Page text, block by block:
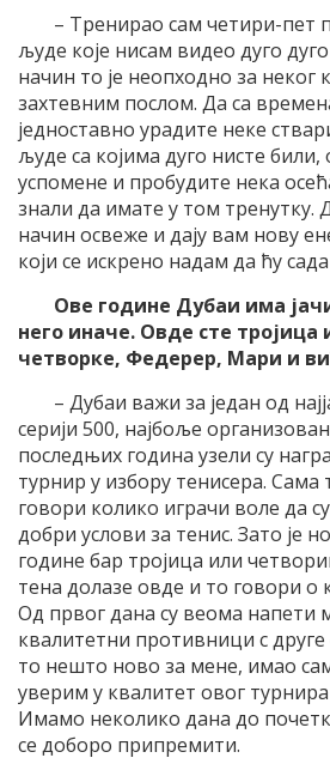
– Тренирао сам четири-пет
људе које нисам видео дуго
начин то је неопходно за неког
захтевним послом. Да са
једноставно урадите неке
људе са којима дуго нисте
успомене и пробудите нека
знали да имате у том тренутку.
начин освеже и дају вам нову
који се искрено надам да ћу
Ове године Дубаи има
него иначе. Овде сте тројица
четворке, Федерер, Мари и
– Дубаи важи за један од
серији 500, најбоље
последњих година узели су
турнир у избору тенисера.
говори колико играчи воле да
добри услови за тенис. Зато је
године бар тројица или
тена долазе овде и то говори о
Од првог дана су веома напети
квалитетни противници с
то нешто ново за мене, имао
уверим у квалитет овог
Имамо неколико дана до
се доборо припремити.